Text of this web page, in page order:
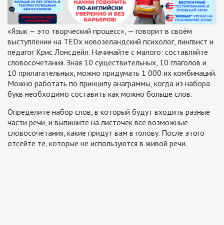
«Язык — это творческий процесс», — говорит в своём
выступлении на TEDx новозеландский психолог, лингвист и
педагог Крис Лонсдейл. Начинайте с малого: составляйте
словосочетания. Зная 10 существительных, 10 глаголов и
10 прилагательных, можно придумать 1 000 их комбинаций.
Можно работать по принципу анаграммы, когда из набора
букв необходимо составить как можно больше слов.
Определите набор слов, в который будут входить разные
части речи, и выпишите на листочек все возможные
словосочетания, какие придут вам в голову. После этого
отсейте те, которые не используются в живой речи.